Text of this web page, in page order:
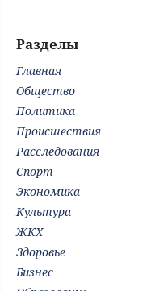
Разделы
Главная
Общество
Политика
Происшествия
Расследования
Спорт
Экономика
Культура
ЖКХ
Здоровье
Бизнес